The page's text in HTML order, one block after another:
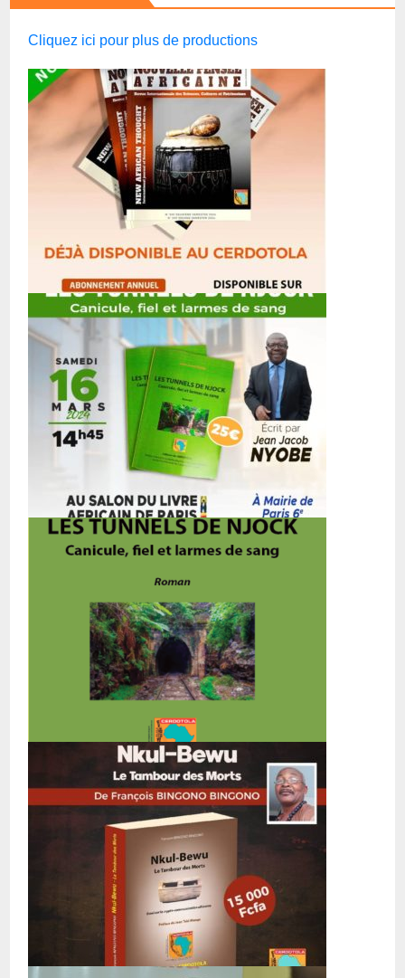
Cliquez ici pour plus de productions